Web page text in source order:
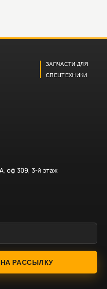
ЗАПЧАСТИ ДЛЯ
СПЕЦТЕХНИКИ
оф 309, 3-й этаж
РАССЫЛКУ